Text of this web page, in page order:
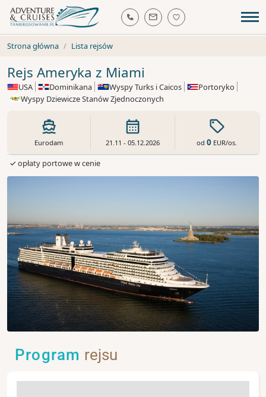
Strona główna Lista rejsów
Rejs Ameryka z Miami
USA Dominikana Wyspy Turks i Caicos
Portoryko
Wyspy Dziewicze Stanów Zjednoczonych
Eurodam 21.11 - 05.12.2026 od0 EUR/os.
✓ opłaty portowe w cenie
Program rejsu